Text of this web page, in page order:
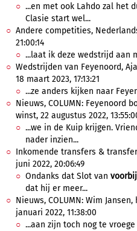
...en met ook Lahdo zal het
Clasie start wel...
Andere competities,
21:00:14
...laat ik deze wedstrijd aan
Wedstrijden van Feyenoord,
18 maart 2023, 17:13:21
...ze anders kijken naar
Nieuws, COLUMN: Feyenoord
winst, 22 augustus 2022,
...we in de Kuip krijgen.
nader inzien...
Inkomende transfers &
juni 2022, 20:06:49
Ondanks dat Slot van
dat hij er meer...
Nieuws, COLUMN: Wim
januari 2022, 11:38:00
...aan zijn toch nog te